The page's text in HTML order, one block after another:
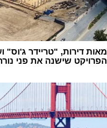
מאות דירות, "טריידר ג'וס"
הפרויקט שישנה את פני